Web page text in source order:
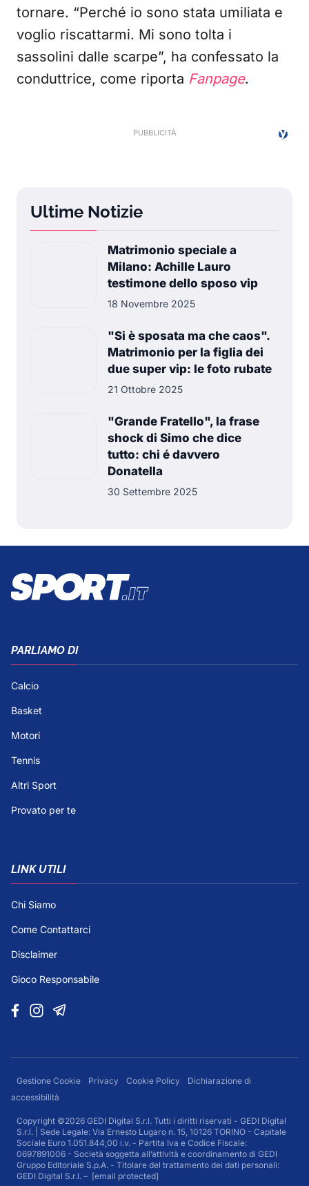
tornare. “Perché io sono stata umiliata e
voglio riscattarmi. Mi sono tolta i
sassolini dalle scarpe”, ha confessato la
conduttrice, come riporta Fanpage.
Ultime Notizie
Matrimonio speciale a
Milano: Achille Lauro
testimone dello sposo vip
18 Novembre 2025
"Si è sposata ma che caos".
Matrimonio per la figlia dei
due super vip: le foto rubate
21 Ottobre 2025
"Grande Fratello", la frase
shock di Simo che dice
tutto: chi é davvero
Donatella
30 Settembre 2025
PARLIAMO DI
Calcio
Basket
Motori
Tennis
Altri Sport
Provato per te
LINK UTILI
Chi Siamo
Come Contattarci
Disclaimer
Gioco Responsabile
Gestione Cookie Privacy Cookie Policy
Dichiarazione di
accessibilità
Copyright ©2026 GEDI Digital S.r.l. Tutti i diritti riservati - GEDI Digital
S.r.l. | Sede Legale: Via Ernesto Lugaro n. 15, 10126 TORINO - Capitale
Sociale Euro 1.051.844,00 i.v. - Partita Iva e Codice Fiscale:
0697891006 - Società soggetta all’attività e coordinamento di GEDI
Gruppo Editoriale S.p.A. - Titolare del trattamento dei dati personali:
GEDI Digital S.r.l. – [email protected]